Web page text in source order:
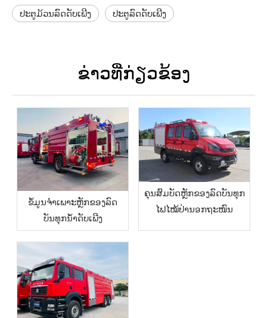
ປະຕູມ້ວນລົດດັບເພີງ
ປະຕູລົດດັບເພີງ
ຂ່າວທີ່ກ່ຽວຂ້ອງ
ຂໍ້ມູນຈໍາເພາະຫຼັກຂອງລົດ
ບັນທຸກນໍ້າດັບເພີງ
ຄຸນສົມບັດຫຼັກຂອງລົດບັນທຸກ
ໄຟໄໝ້ປ່ານອກຖະໜົນ